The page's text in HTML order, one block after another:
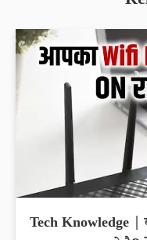
Tech Knowledge |